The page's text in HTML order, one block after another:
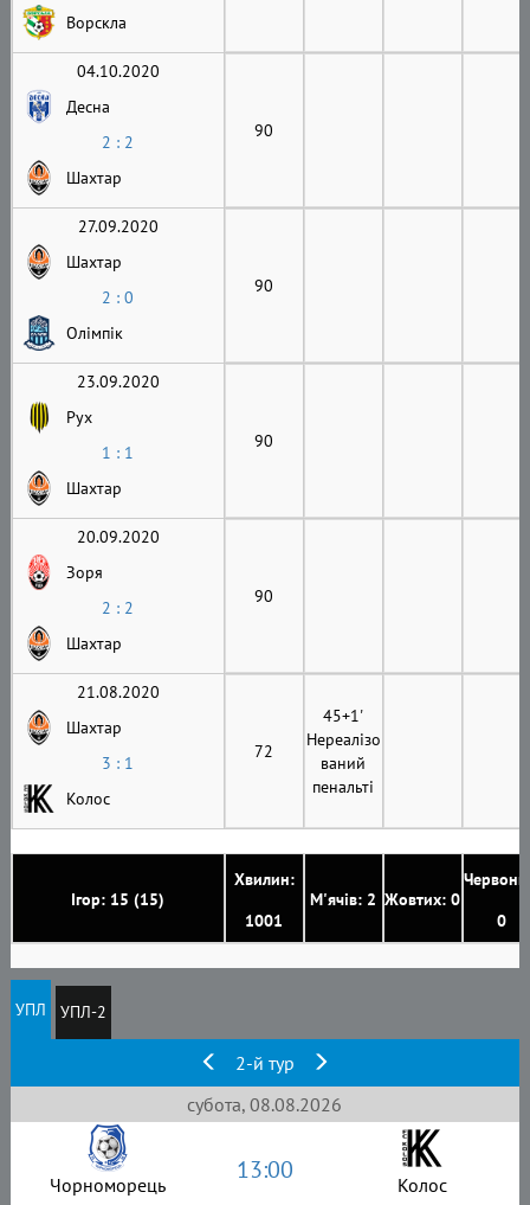
Ігор: 15 (15)
Хвилин:
1001
М'ячів: 2 Жовтих: 0
0
Ворскла
04.10.2020
Десна
2 : 2
Шахтар
90
27.09.2020
Шахтар
2 : 0
Олімпік
90
23.09.2020
Рух
1 : 1
Шахтар
90
20.09.2020
Зоря
2 : 2
Шахтар
90
21.08.2020
Шахтар
3 : 1
Колос
72
45+1'
Нереалізо
ваний
пенальті
УПЛ УПЛ-2
2-й тур
субота, 08.08.2026
Чорноморець 13:00 Колос